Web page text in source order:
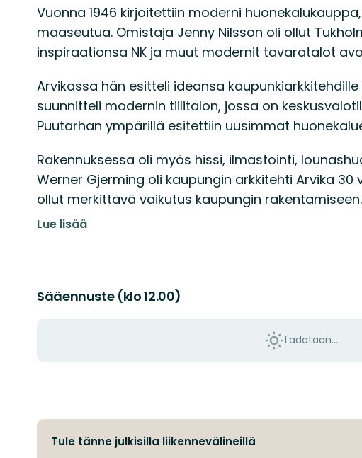
Kuvaus
Vuonna 1946 kirjoitettiin moderni
maaseutua. Omistaja Jenny Nilsson oli ollut
inspiraationsa NK ja muut modernit tavaratalot
Arvikassa hän esitteli ideansa
suunnitteli modernin tiilitalon, jossa on
Puutarhan ympärillä esitettiin uusimmat
Rakennuksessa oli myös hissi, ilmastointi,
Werner Gjerming oli kaupungin arkkitehti Arvika 30
ollut merkittävä vaikutus kaupungin rakentamiseen.
Lue lisää
Sääennuste (klo 12.00)
Ladataan…
Tule tänne julkisilla liikennevälineillä